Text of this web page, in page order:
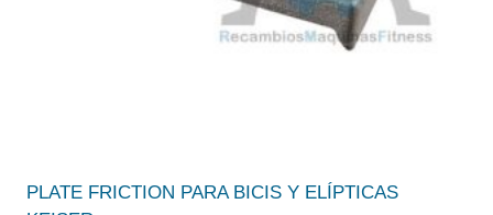
PLATE FRICTION PARA BICIS Y ELÍPTICAS